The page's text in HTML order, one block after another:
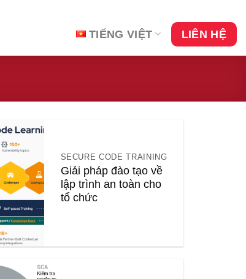
TIẾNG VIỆT LIÊN HỆ
SECURE CODE TRAINING
Giải pháp đào tạo về
lập trình an toàn cho
tổ chức